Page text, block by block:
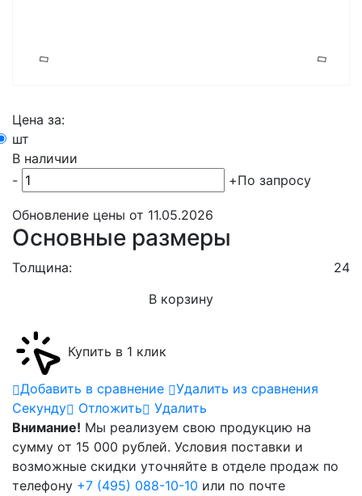
Цена за:
шт
В наличии
-
+По запросу
Обновление цены от 11.05.2026
Основные размеры
Толщина:
24
В корзину
Купить в 1 клик
Добавить в сравнение
Удалить из сравнения
Cекунду
Отложить
Удалить
Внимание! Мы реализуем свою продукцию на
сумму от 15 000 рублей. Условия поставки и
возможные скидки уточняйте в отделе продаж по
телефону +7 (495) 088-10-10 или по почте